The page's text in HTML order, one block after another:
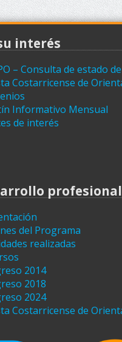
interés
– Consulta de estado
Costarricense de
Informativo Mensual
de interés
profesional
del Programa
realizadas
2014
2018
2024
Costarricense de